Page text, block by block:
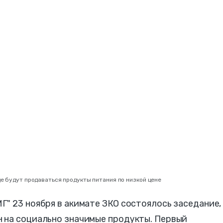
будут продаваться продукты питания по низкой цене
23 ноября в акимате ЗКО состоялось заседание,
социально значимые продукты. Первый